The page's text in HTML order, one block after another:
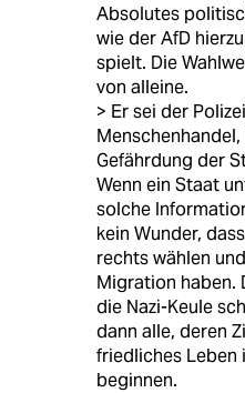
Absolutes
wie der AfD
spielt. Die
von alleine.
> Er sei der
Gefährdung der
Wenn ein Staat
solche
kein Wunder,
rechts wählen
Migration haben.
die Nazi-Keule
dann alle, deren
friedliches Leben
beginnen.